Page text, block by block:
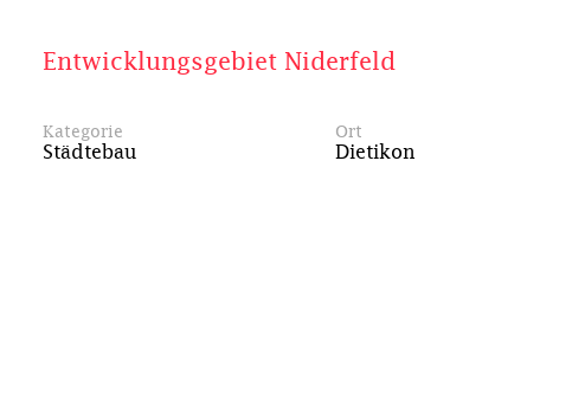
Entwicklungsgebiet Niderfeld
Kategorie
Städtebau
Ort
Dietikon